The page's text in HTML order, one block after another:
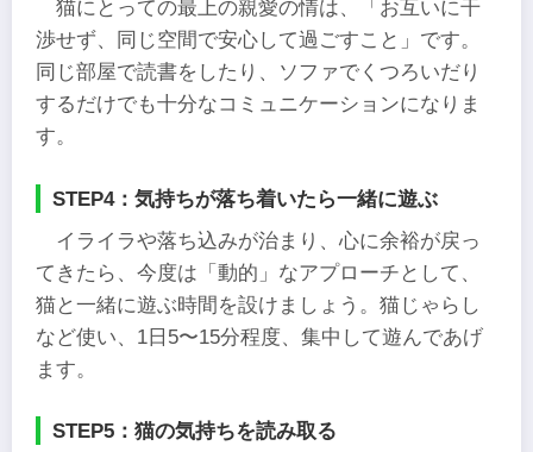
猫にとっての最上の親愛の情は、「お互いに干
渉せず、同じ空間で安心して過ごすこと」です。
同じ部屋で読書をしたり、ソファでくつろいだり
するだけでも十分なコミュニケーションになりま
す。
STEP4：気持ちが落ち着いたら一緒に遊ぶ
イライラや落ち込みが治まり、心に余裕が戻っ
てきたら、今度は「動的」なアプローチとして、
猫と一緒に遊ぶ時間を設けましょう。猫じゃらし
など使い、1日5〜15分程度、集中して遊んであげ
ます。
STEP5：猫の気持ちを読み取る